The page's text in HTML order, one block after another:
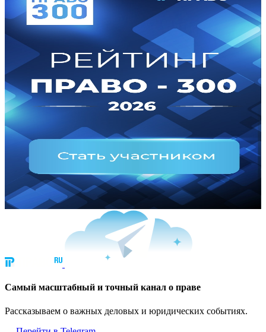
Cамый масштабный и точный канал о праве
Рассказываем о важных деловых и юридических событиях.